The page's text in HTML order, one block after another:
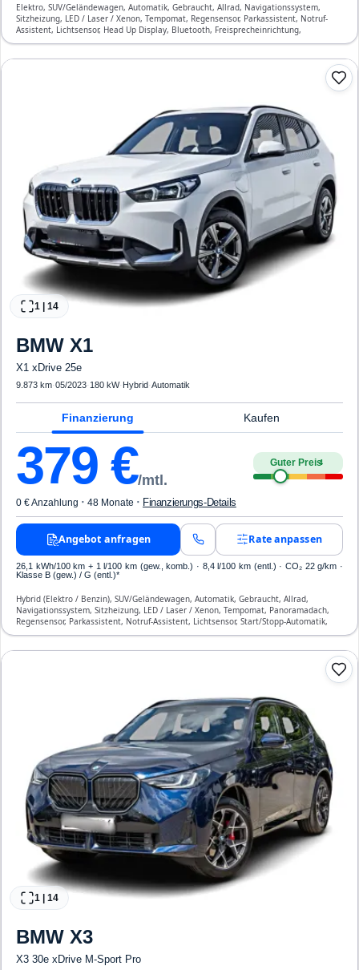
Elektro, SUV/Geländewagen, Automatik, Gebraucht, Allrad, Navigationssystem,
Sitzheizung, LED / Laser / Xenon, Tempomat, Regensensor, Parkassistent, Notruf-
Assistent, Lichtsensor, Head Up Display, Bluetooth, Freisprecheinrichtung,
Verkehrszeichen-Erkennung, ESP, ABS, Klimaautomatik, Front-, Seiten- und weitere
1 | 14
BMW X1
X1 xDrive 25e
9.873 km·05/2023· 180 kW· Hybrid·Automatik
Finanzierung Kaufen
379 €/mtl.
Guter Preis4
0 € Anzahlung · 48 Monate · Finanzierungs-Details
Angebot anfragen Rate anpassen
26,1 kWh/100 km + 1 l/100 km (gew., komb.) · 8,4 l/100 km (entl.) · CO₂ 22 g/km ·
Klasse B (gew.) / G (entl.)*
Hybrid (Elektro / Benzin), SUV/Geländewagen, Automatik, Gebraucht, Allrad,
Navigationssystem, Sitzheizung, LED / Laser / Xenon, Tempomat, Panoramadach,
Regensensor, Parkassistent, Notruf-Assistent, Lichtsensor, Start/Stopp-Automatik,
Bluetooth, Freisprecheinrichtung, Verkehrszeichen-Erkennung, ESP, ABS,
1 | 14
BMW X3
X3 30e xDrive M-Sport Pro